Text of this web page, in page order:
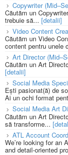
Copywriter
Căutăm un
trebuie să... [detalii]
Video Content
Căutăm un Video
content pentru unele
Art Director
Căutăm un Art
[detalii]
Social Media
Ești pasionat(ă) de
Ai un ochi format
Social Media Art
Căutăm un Art
să transforme...
ATL Account
We’re looking for an
and detail-oriented